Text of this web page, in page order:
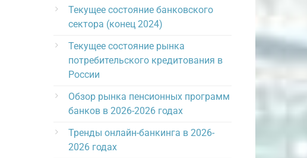
Текущее состояние банковского
сектора (конец 2024)
Текущее состояние рынка
потребительского кредитования в
России
Обзор рынка пенсионных программ
банков в 2026-2026 годах
Тренды онлайн-банкинга в 2026-
2026 годах